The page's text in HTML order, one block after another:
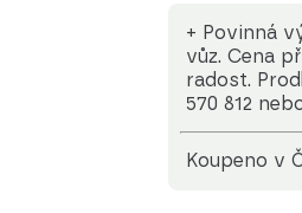
+ Povinná
vůz. Cena
radost.
570 812
koupeno v